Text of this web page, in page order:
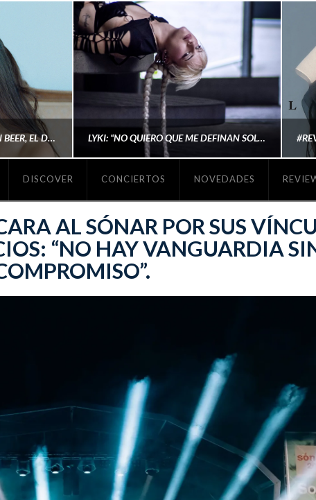
#REVIEW: LOCKET. MADISON BEER, EL DISCO DONDE POR FIN DEJA DE JUSTIFICARSE LYKI: “NO QUIERO QUE ME DEFINAN SOLO POR SER REIVINDICATIVA. QUIERO QUE ME ESCUCHEN PORQUE DISFRUTO HACIENDO MI MÚSICA”
NOVIEMBRE 16, 2025
DISCOVER CONCIERTOS NOVEDADES
AL SÓNAR POR SUS
“NO HAY VANGUARDIA